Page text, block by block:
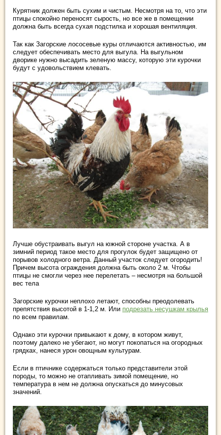
Курятник должен быть сухим и чистым. Несмотря на то, что эти
птицы спокойно переносят сырость, но все же в помещении
должна быть всегда сухая подстилка и хорошая вентиляция.
Так как Загорские лососевые куры отличаются активностью, им
следует обеспечивать место для выгула. На выгульном
дворике нужно высадить зеленую массу, которую эти курочки
будут с удовольствием клевать.
Лучше обустраивать выгул на южной стороне участка. А в
зимний период такое место для прогулок будет защищено от
порывов холодного ветра. Данный участок следует огородить!
Причем высота ограждения должна быть около 2 м. Чтобы
птицы не смогли через нее перелетать – несмотря на большой
вес тела
Загорские курочки неплохо летают, способны преодолевать
препятствия высотой в 1-1,2 м. Или подрезать несушкам крылья
по всем правилам.
Однако эти курочки привыкают к дому, в котором живут,
поэтому далеко не убегают, но могут покопаться на огородных
грядках, нанеся урон овощным культурам.
Если в птичнике содержаться только представители этой
породы, то можно не отапливать зимой помещение, но
температура в нем не должна опускаться до минусовых
значений.